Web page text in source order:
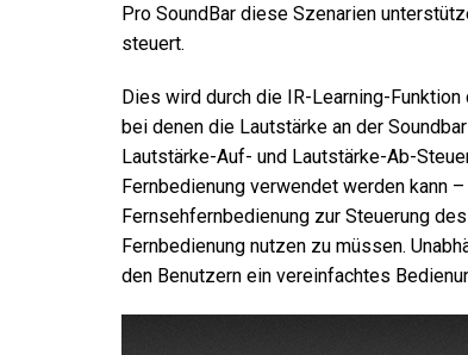
Pro SoundBar diese Szenarien
steuert.
Dies wird durch die IR-Learning-
bei denen die Lautstärke an der
Lautstärke-Auf- und Lautstärke-Ab-
Fernbedienung verwendet werden kann
Fernsehfernbedienung zur Steuerung
Fernbedienung nutzen zu müssen.
den Benutzern ein vereinfachtes